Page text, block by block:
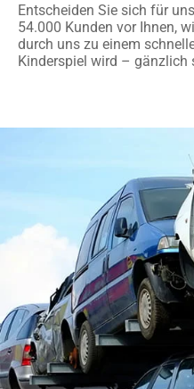
Entscheiden Sie sich für
54.000 Kunden vor Ihnen,
durch uns zu einem
Kinderspiel wird – gänzlich